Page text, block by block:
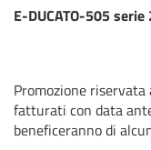
E-DUCATO-505 serie
Promozione riservata
fatturati con data
beneficeranno di